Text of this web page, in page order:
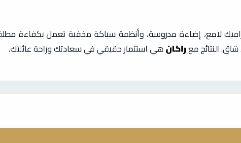
لامع، إضاءة مدروسة، وأنظمة سباكة مخفية تعمل بكفاءة
النتائج معراكانهي استثمار حقيقي في سعادتك وراحة عائلتك.